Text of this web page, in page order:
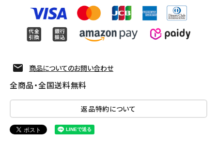
商品についてのお問い合わせ
全商品・全国送料無料
返品特約について